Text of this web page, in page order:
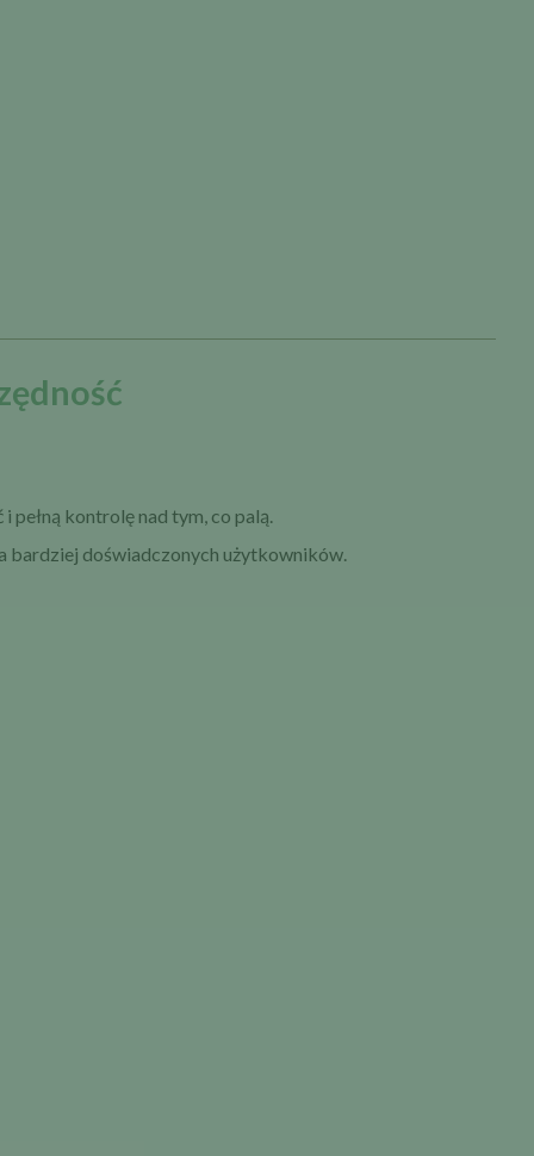
kontrolę nad tym, co palą.
bardziej doświadczonych użytkowników.